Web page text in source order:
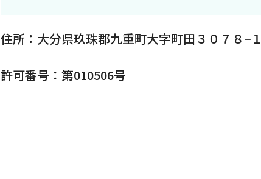
住所：大分県玖珠郡九重町大字町田３０７８−１
許可番号：第010506号